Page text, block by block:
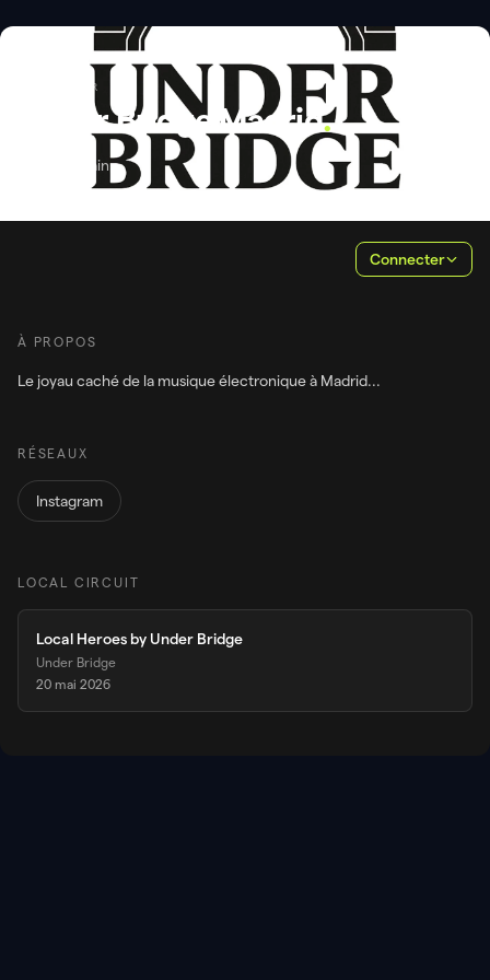
PROMOTEUR
Under Bridge Madrid.
Madrid, Spain
Connecter
À PROPOS
RÉSEAUX
Instagram
LOCAL CIRCUIT
Local Heroes by Under Bridge
Under Bridge
20 mai 2026